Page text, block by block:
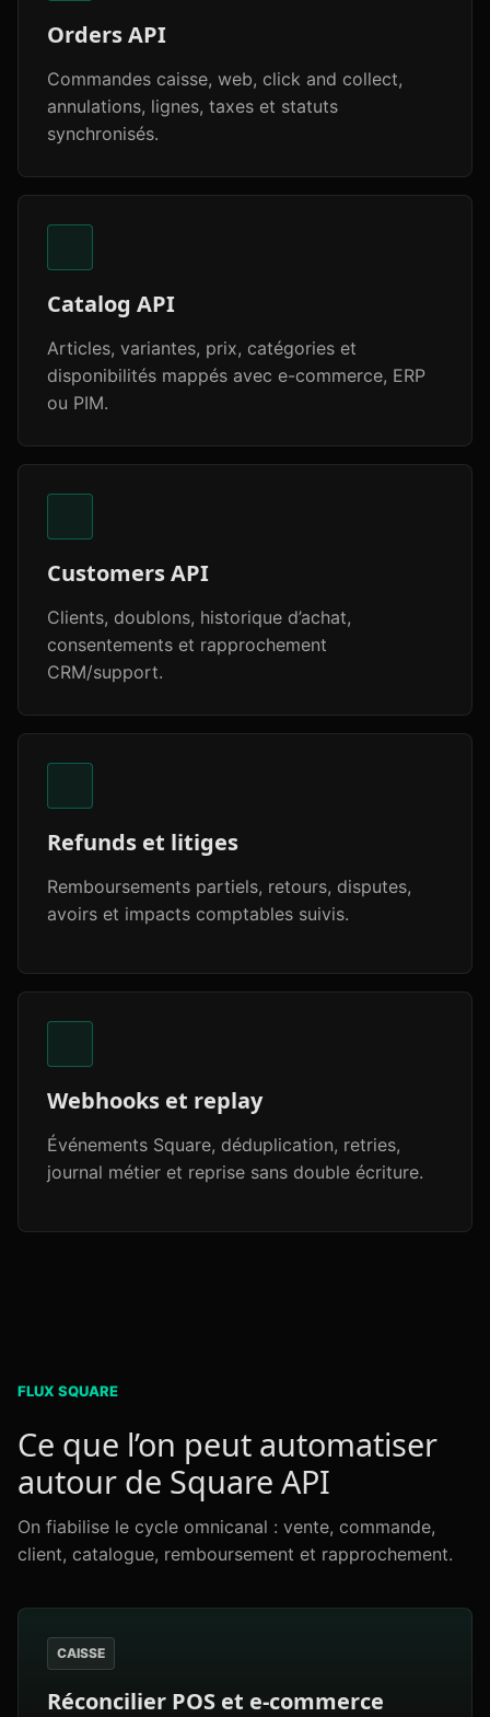
Orders API
Commandes caisse, web, click and collect,
annulations, lignes, taxes et statuts
synchronisés.
Catalog API
Articles, variantes, prix, catégories et
disponibilités mappés avec e-commerce, ERP
ou PIM.
Customers API
Clients, doublons, historique d’achat,
consentements et rapprochement
CRM/support.
Refunds et litiges
Remboursements partiels, retours, disputes,
avoirs et impacts comptables suivis.
Webhooks et replay
Événements Square, déduplication, retries,
journal métier et reprise sans double écriture.
FLUX SQUARE
Ce que l’on peut automatiser
autour de Square API
On fiabilise le cycle omnicanal : vente, commande,
client, catalogue, remboursement et rapprochement.
CAISSE
Réconcilier POS et e-commerce